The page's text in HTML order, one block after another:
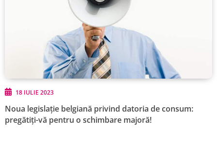
Noua legislație belgiană privind datoria de consum:
pregătiți-vă pentru o schimbare majoră!
18 IULIE 2023